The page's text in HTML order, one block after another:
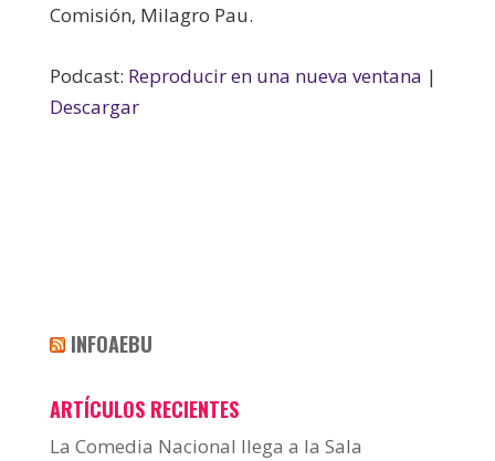
Comisión, Milagro Pau.
Podcast: Reproducir en una nueva ventana |
Descargar
INFOAEBU
ARTÍCULOS RECIENTES
La Comedia Nacional llega a la Sala